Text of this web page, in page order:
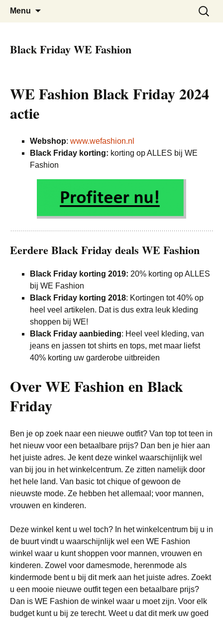
Black Friday Super SALE
De beste kortingen bij elkaar!
Menu
Zoeken
naar:
Black Friday WE Fashion
WE Fashion Black Friday 2024
actie
Webshop: www.wefashion.nl
Black Friday korting: korting op ALLES bij WE
Fashion
Eerdere Black Friday deals WE Fashion
Black Friday korting 2019: 20% korting op ALLES
bij WE Fashion
Black Friday korting 2018: Kortingen tot 40% op
heel veel artikelen. Dat is dus extra leuk kleding
shoppen bij WE!
Black Friday aanbieding: Heel veel kleding, van
jeans en jassen tot shirts en tops, met maar liefst
40% korting uw garderobe uitbreiden
Over WE Fashion en Black
Friday
Ben je op zoek naar een nieuwe outfit? Van top tot teen in
het nieuw voor een betaalbare prijs? Dan ben je hier aan
het juiste adres. Je kent deze winkel waarschijnlijk wel
van bij jou in het winkelcentrum. Ze zitten namelijk door
het hele land. Van basic tot chique of gewoon de
nieuwste mode. Ze hebben het allemaal; voor mannen,
vrouwen en kinderen.
Deze winkel kent u wel toch? In het winkelcentrum bij u in
de buurt vindt u waarschijnlijk wel een WE Fashion
winkel waar u kunt shoppen voor mannen, vrouwen en
kinderen. Zowel voor damesmode, herenmode als
kindermode bent u bij dit merk aan het juiste adres. Zoekt
u een mooie nieuwe outfit tegen een betaalbare prijs?
Dan is WE Fashion de winkel waar u moet zijn. Voor elk
budget kunt u bij ze terecht. Weet u dat dit merk uw goed